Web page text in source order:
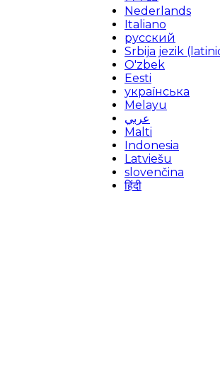
Nederlands
Italiano
русский
Srbija jezik
O'zbek
Eesti
українська
Melayu
عربي
Malti
Indonesia
Latviešu
slovenčina
हिंदी